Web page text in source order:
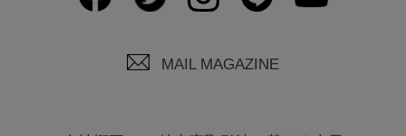
MAIL MAGAZINE